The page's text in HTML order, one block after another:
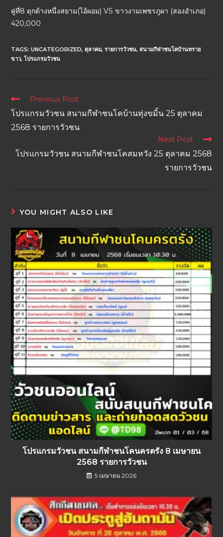
คู่ที่8 ดุกด้างหนึ่งสยาม(ไอ้ผอม) VS ขาวงามเพชรภูผา (สองอำเภอ)
420,000
TAGS:UNCATEGORIZED, ตุลาคม, รายการวัวชน, สนามกีฬาชนโคบ้านทราย
ขาว, โปรแกรมวัวชน
Previous Post
โปรแกรมวัวชน สนามกีฬาชนโคบ้านทุ่งขมิ้น 25 ตุลาคม
2568 รายการวัวชน
Next Post
โปรแกรมวัวชน สนามกีฬาชนโคสมหวัง 25 ตุลาคม 2568
รายการวัวชน
YOU MIGHT ALSO LIKE
โปรแกรมวัวชน สนามกีฬาชนโคนครตรัง 8 เมษายน
2568 รายการวัวชน
5 เมษายน 2026